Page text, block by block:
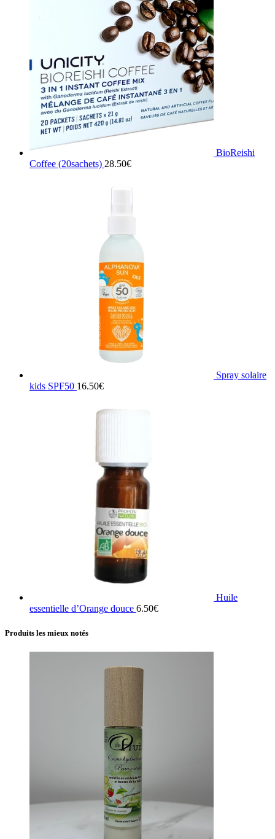
BioReishi
Coffee (20sachets) 28.50€
Spray solaire
kids SPF50 16.50€
Huile
essentielle d’Orange douce 6.50€
Produits les mieux notés